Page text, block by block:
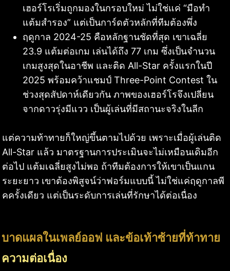
เฮอร์โรเริ่มถูกมองในกรอบใหม่ ไม่ใช่แค่ “มือทำ
แต้มสำรอง” แต่เป็นการ์ดตัวหลักที่ทีมต้องพึ่ง
ฤดูกาล 2024-25 คือหลักฐานชัดที่สุด เขาเฉลี่ย
23.9 แต้มต่อเกม เล่นได้ถึง 77 เกม ซึ่งเป็นจำนวน
เกมสูงสุดในอาชีพ และติด All-Star ครั้งแรกในปี
2025 พร้อมคว้าแชมป์ Three-Point Contest ใน
ช่วงสุดสัปดาห์เดียวกัน ภาพของเฮอร์โรจึงเปลี่ยน
จากดาวรุ่งมีแวว เป็นผู้เล่นที่มีสถานะจริงในลีก
แต่ความท้าทายก็ใหญ่ขึ้นตามไปด้วย เพราะเมื่อผู้เล่นติด
All-Star แล้ว มาตรฐานการประเมินจะไม่เหมือนเดิมอีก
ต่อไป แต้มเฉลี่ยสูงไม่พอ ถ้าทีมต้องการให้เขาเป็นแกน
ระยะยาว เขาต้องพิสูจน์ว่าฟอร์มแบบนี้ ไม่ใช่แค่ฤดูกาลพี
คครั้งเดียว แต่เป็นระดับการเล่นที่รักษาได้ต่อเนื่อง
บาดแผลในเพลย์ออฟ และข้อเท้าซ้ายที่ท้าทาย
ความต่อเนื่อง